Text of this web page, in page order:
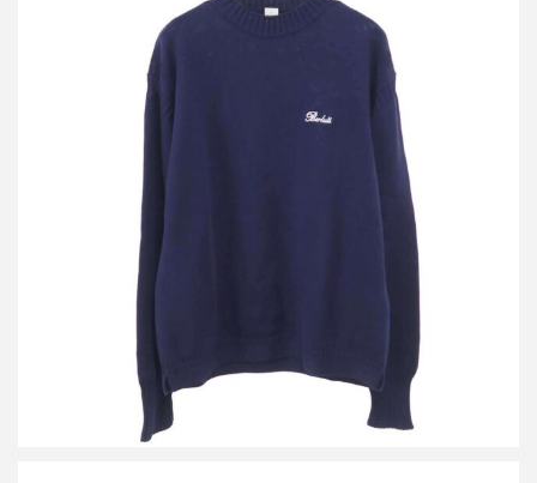
ベルルッティ エンブロイダリー コットンニットセーター